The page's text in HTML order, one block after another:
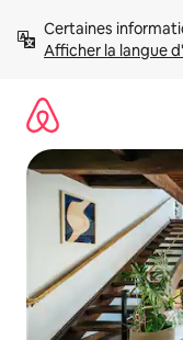
directement
Afficher la langue